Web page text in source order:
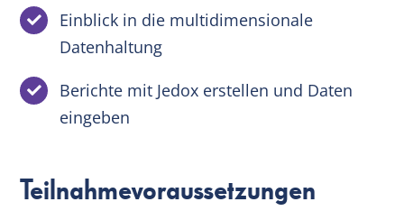
Einblick in die multidimensionale
Datenhaltung
Berichte mit Jedox erstellen und Daten
eingeben
Teilnahmevoraussetzungen